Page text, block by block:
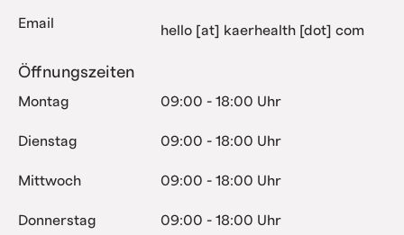
Email hello [at] kaerhealth [dot] com
Öffnungszeiten
Montag 09:00 - 18:00 Uhr
Dienstag 09:00 - 18:00 Uhr
Mittwoch 09:00 - 18:00 Uhr
Donnerstag 09:00 - 18:00 Uhr